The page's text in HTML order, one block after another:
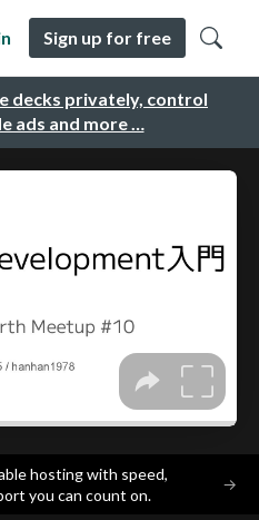
decks privately, control
ads and more …
Sign up for free
hosting with speed,
you can count on.
→